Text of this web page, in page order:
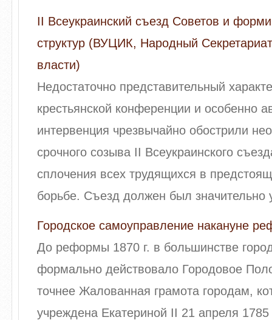
II Всеукраинский съезд Советов и
структур (ВУЦИК, Народный
власти)
Недостаточно представительный
крестьянской конференции и особенно
интервенция чрезвычайно обострили
срочного созыва II Всеукраинского
сплочения всех трудящихся в
борьбе. Съезд должен был значительно
Городское самоуправление накануне
До реформы 1870 г. в большинстве
формально действовало Городовое
точнее Жалованная грамота городам,
учреждена Екатериной II 21 апреля 1785